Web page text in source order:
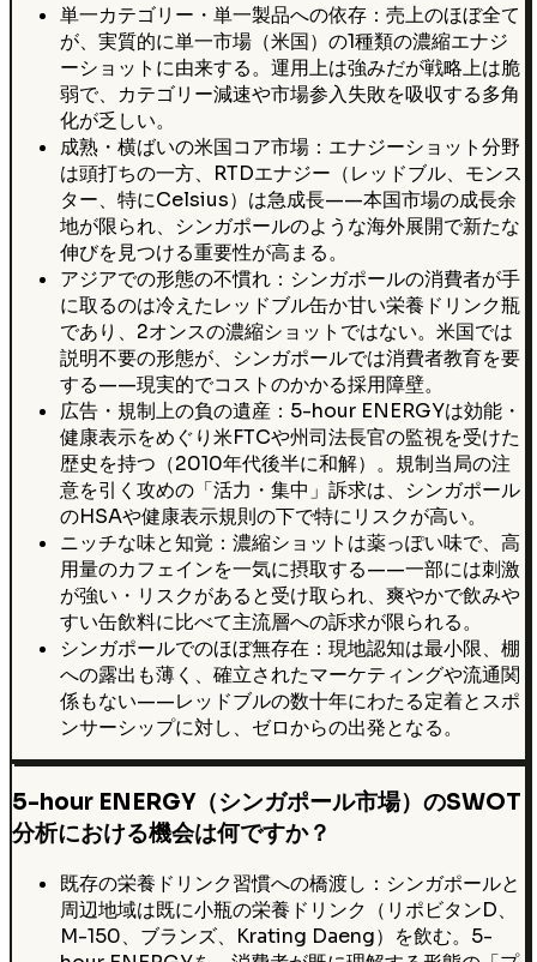
単一カテゴリー・単一製品への依存：売上のほぼ全て
が、実質的に単一市場（米国）の1種類の濃縮エナジ
ーショットに由来する。運用上は強みだが戦略上は脆
弱で、カテゴリー減速や市場参入失敗を吸収する多角
化が乏しい。
成熟・横ばいの米国コア市場：エナジーショット分野
は頭打ちの一方、RTDエナジー（レッドブル、モンス
ター、特にCelsius）は急成長——本国市場の成長余
地が限られ、シンガポールのような海外展開で新たな
伸びを見つける重要性が高まる。
アジアでの形態の不慣れ：シンガポールの消費者が手
に取るのは冷えたレッドブル缶か甘い栄養ドリンク瓶
であり、2オンスの濃縮ショットではない。米国では
説明不要の形態が、シンガポールでは消費者教育を要
する——現実的でコストのかかる採用障壁。
広告・規制上の負の遺産：5-hour ENERGYは効能・
健康表示をめぐり米FTCや州司法長官の監視を受けた
歴史を持つ（2010年代後半に和解）。規制当局の注
意を引く攻めの「活力・集中」訴求は、シンガポール
のHSAや健康表示規則の下で特にリスクが高い。
ニッチな味と知覚：濃縮ショットは薬っぽい味で、高
用量のカフェインを一気に摂取する——一部には刺激
が強い・リスクがあると受け取られ、爽やかで飲みや
すい缶飲料に比べて主流層への訴求が限られる。
シンガポールでのほぼ無存在：現地認知は最小限、棚
への露出も薄く、確立されたマーケティングや流通関
係もない——レッドブルの数十年にわたる定着とスポ
ンサーシップに対し、ゼロからの出発となる。
5-hour ENERGY（シンガポール市場）のSWOT
分析における機会は何ですか？
既存の栄養ドリンク習慣への橋渡し：シンガポールと
周辺地域は既に小瓶の栄養ドリンク（リポビタンD、
M-150、ブランズ、Krating Daeng）を飲む。5-